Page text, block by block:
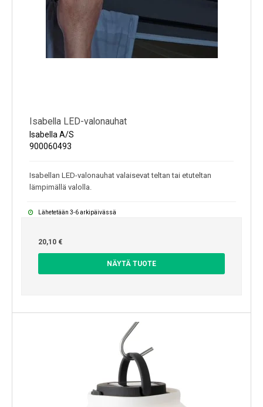
Isabella LED-valonauhat
Isabella A/S
900060493
Isabellan LED-valonauhat valaisevat teltan tai etuteltan
lämpimällä valolla.
Lähetetään 3-6 arkipäivässä
20,10 €
NÄYTÄ TUOTE